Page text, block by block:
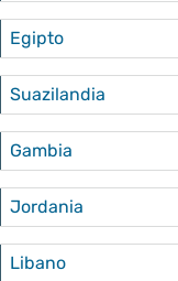
Egipto
Suazilandia
Gambia
Jordania
Libano